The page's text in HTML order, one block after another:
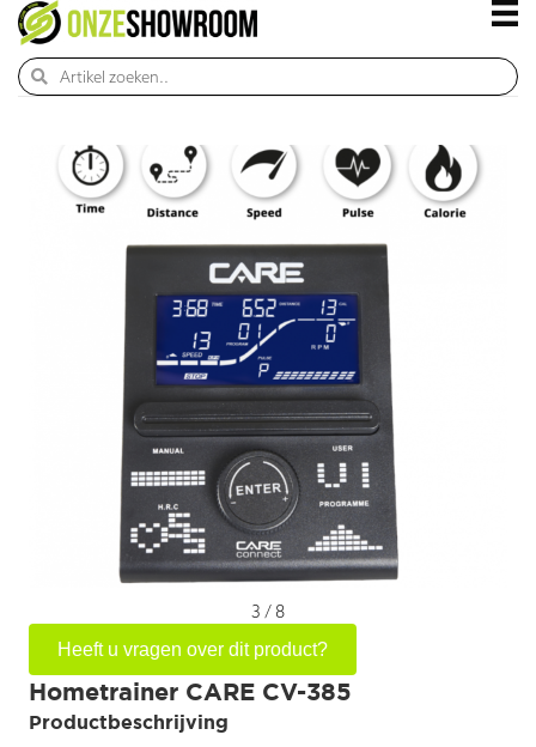
3 / 8
Heeft u vragen over dit product?
Hometrainer CARE CV-385
Productbeschrijving